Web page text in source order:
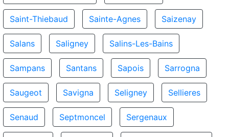
Saint-Thiebaud Sainte-Agnes Saizenay
Salans Saligney Salins-Les-Bains
Sampans Santans Sapois Sarrogna
Saugeot Savigna Seligney Sellieres
Senaud Septmoncel Sergenaux